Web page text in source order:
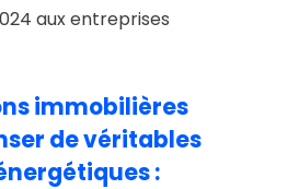
aux entreprises
immobilières
de véritables
: